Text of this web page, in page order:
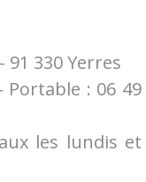
91 330 Yerres
Portable : 06 49
les lundis et